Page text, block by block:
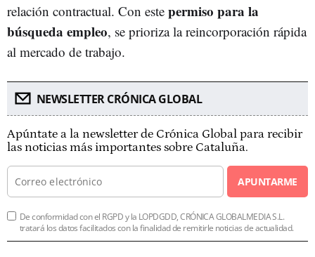
relación contractual. Con este permiso para la
búsqueda empleo, se prioriza la reincorporación rápida
al mercado de trabajo.
NEWSLETTER CRÓNICA GLOBAL
Apúntate a la newsletter de Crónica Global para recibir
las noticias más importantes sobre Cataluña.
APUNTARME
De conformidad con el RGPD y la LOPDGDD, CRÓNICA GLOBALMEDIA S.L.
tratará los datos facilitados con la finalidad de remitirle noticias de actualidad.